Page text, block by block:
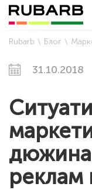
Rubarb Блог
31.10.2018
дюжина
реклам